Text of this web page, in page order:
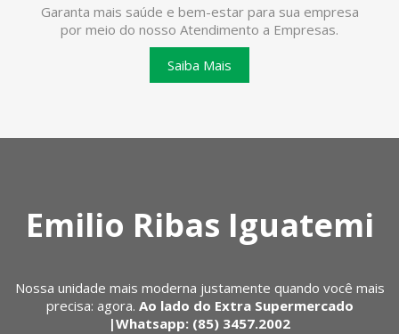
Garanta mais saúde e bem-estar para sua empresa
por meio do nosso Atendimento a Empresas.
Saiba Mais
Emilio Ribas Iguatemi
Nossa unidade mais moderna justamente quando você mais
precisa: agora. Ao lado do Extra Supermercado
|Whatsapp: (85) 3457.2002